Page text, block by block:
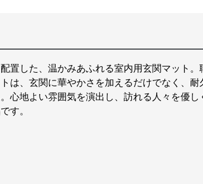
置した、温かみあふれる室内用玄関マット。
は、玄関に華やかさを加えるだけでなく、耐
心地よい雰囲気を演出し、訪れる人々を優し
す。